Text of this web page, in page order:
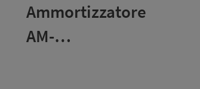
Ammortizzatore
AM-…